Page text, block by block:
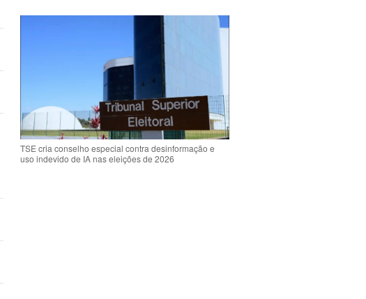
TSE cria conselho especial contra desinformação e
uso indevido de IA nas eleições de 2026